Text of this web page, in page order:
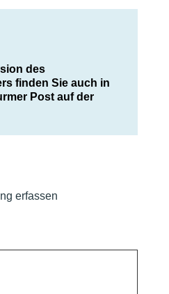
des
finden Sie auch in
Post auf der
erfassen